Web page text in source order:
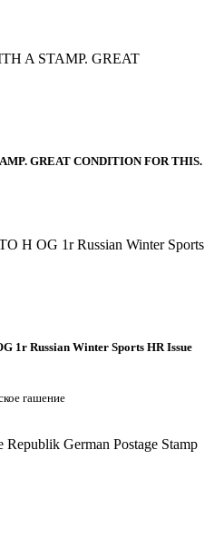
GREAT CONDITION FOR THIS.
1r Russian Winter Sports HR Issue
гашение